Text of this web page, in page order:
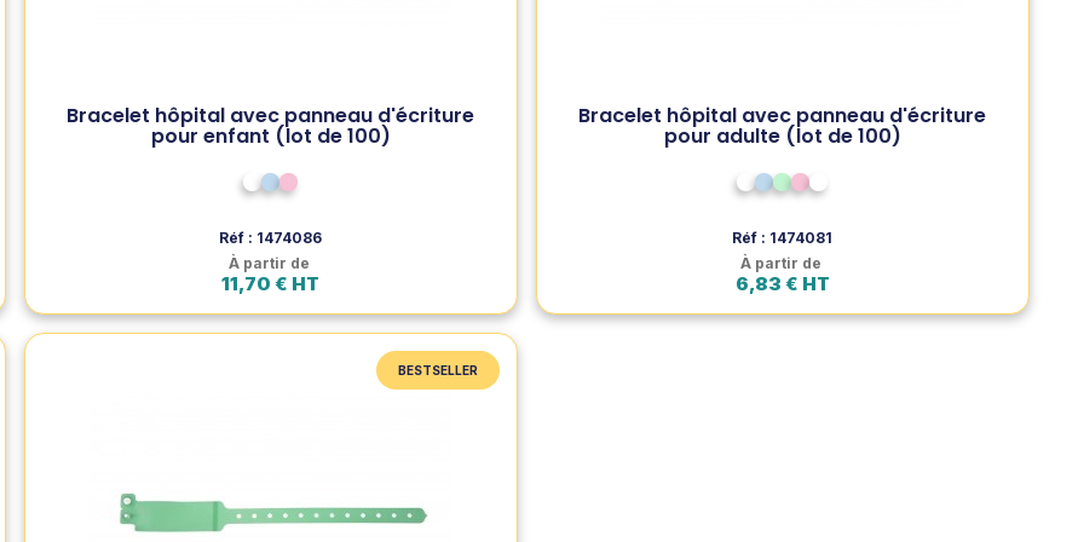
Bracelet hôpital avec panneau d'écriture
pour enfant (lot de 100)
BlancBleu pâle
Rose pâle
Réf : 1474086
À partir de
11,70 € HT
Voir le produit
et immédiate des patients hospitalisés.
Bracelet hôpital avec panneau d'écriture
pour adulte (lot de 100)
Blanc
Bleu pâle
Vert pâle
Rose pâle - Promo
Transparent - Promo
Réf : 1474081
À partir de
6,83 € HT
Voir le produit
BESTSELLER
Bracelet d'identification pour adulte, conçu pour les